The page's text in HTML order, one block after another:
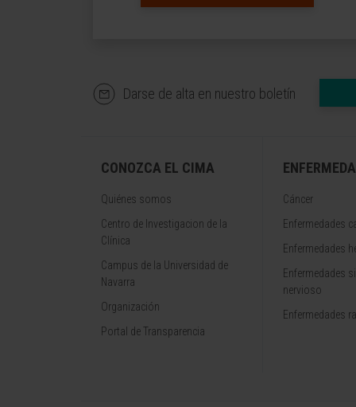
Darse de alta en nuestro boletín
CONOZCA EL CIMA
Quiénes somos
Centro de Investigacion de la
Clínica
Campus de la Universidad de
Navarra
Organización
Portal de Transparencia
Cáncer
Enfermedades
Enfermedades
Enfermedades
nervioso
Enfermedades